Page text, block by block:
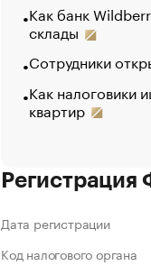
Как банк
склады
Сотрудники
Как налоговики
квартир
Дата регистрации
Код налогового органа